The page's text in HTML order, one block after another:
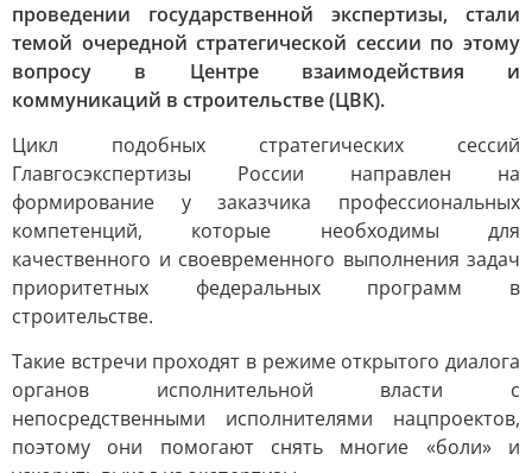
проведении государственной экспертизы, стали
темой очередной стратегической сессии по этому
вопросу в Центре взаимодействия и
коммуникаций в строительстве (ЦВК).
Цикл подобных стратегических сессий
Главгосэкспертизы России направлен на
формирование у заказчика профессиональных
компетенций, которые необходимы для
качественного и своевременного выполнения задач
приоритетных федеральных программ в
строительстве.
Такие встречи проходят в режиме открытого диалога
органов исполнительной власти с
непосредственными исполнителями нацпроектов,
поэтому они помогают снять многие «боли» и